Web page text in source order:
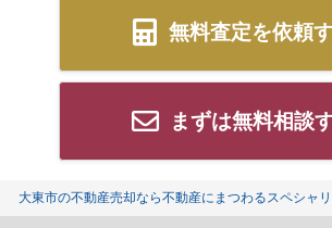
無料査定を依頼
まずは無料相談
大東市の不動産売却なら不動産にまつわるスペシャ